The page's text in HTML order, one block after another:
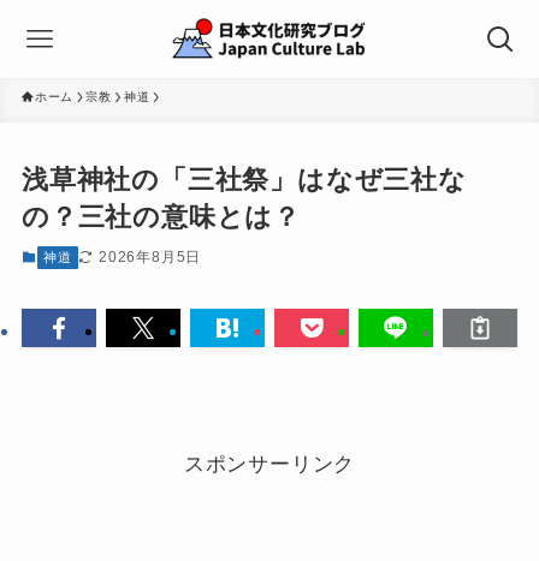
ホーム 宗教 神道
浅草神社の「三社祭」はなぜ三社な
の？三社の意味とは？
神道 2026年8月5日
スポンサーリンク